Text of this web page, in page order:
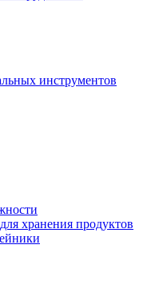
инструментов
хранения продуктов